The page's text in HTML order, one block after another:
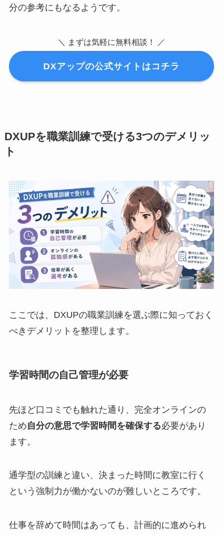
分の参考にもなるようです。
＼ まずは気軽に無料相談！ ／
DXアップの公式サイトはコチラ
DXUPを職業訓練で受ける3つのデメリッ
ト
ここでは、DXUPの職業訓練を選ぶ際に知っておく
べきデメリットを整理します。
学習時間の自己管理が必要
先ほど口コミでも触れた通り、完全オンラインの
ため自分の意思で学習時間を確保する必要があり
ます。
通学型の訓練と違い、決まった時間に教室に行く
という強制力が働かないのが難しいところです。
仕事を辞めて時間はあっても、計画的に進められ